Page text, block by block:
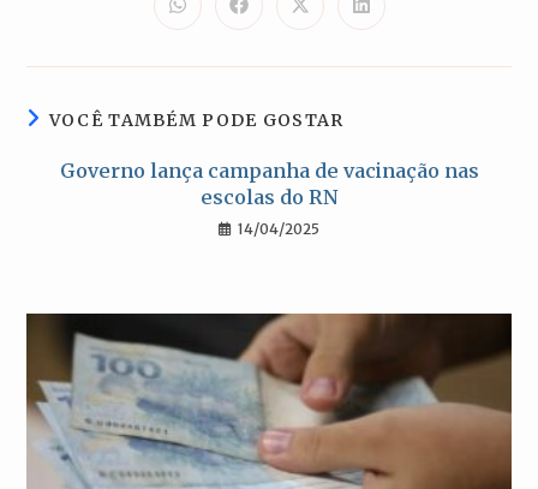
Abre
em
nova
Abre
em
nova
Abre
em
nova
Abre
em
nova
VOCÊ TAMBÉM PODE GOSTAR
Governo lança campanha de vacinação nas
escolas do RN
14/04/2025